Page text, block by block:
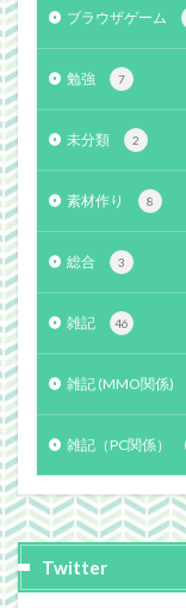
ブラウザゲーム
勉強 7
未分類 2
素材作り 8
総合 3
雑記 46
雑記 (MMO関係)
雑記（PC関係）
Twitter